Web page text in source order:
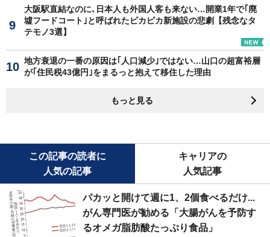
大阪駅直結なのに､日本人も外国人客も来ない…開業1年で｢廃
墟フードコート｣と呼ばれたピカピカ新施設の悲劇【残念なタ
テモノ3選】
地方衰退の一番の原因は｢人口減少｣ではない…山口の超富裕層
が｢住民税43億円｣をまるっと抱えて移住した理由
もっと見る
この記事の読者に
人気の記事
キャリアの
人気記事
パカッと開けて週に1、2個食べるだけ...
がん専門医が勧める「大腸がんを予防す
るオメガ脂肪酸たっぷり食品」